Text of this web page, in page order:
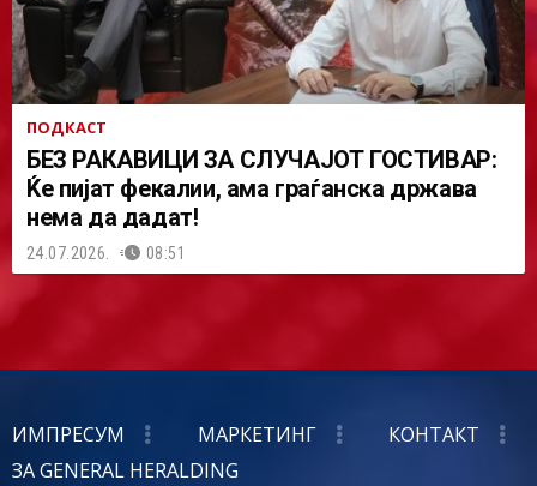
ПОДКАСТ
БЕЗ РАКАВИЦИ ЗА СЛУЧАЈОТ ГОСТИВАР:
Ќе пијат фекалии, ама граѓанска држава
нема да дадат!
24.07.2026. 08:51
ИМПРЕСУМ МАРКЕТИНГ
КОНТАКТ
ЗА GENERAL HERALDING